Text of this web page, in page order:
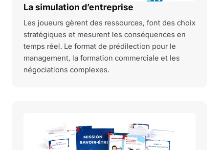
La simulation d’entreprise
Les joueurs gèrent des ressources, font des choix
stratégiques et mesurent les conséquences en
temps réel. Le format de prédilection pour le
management, la formation commerciale et les
négociations complexes.